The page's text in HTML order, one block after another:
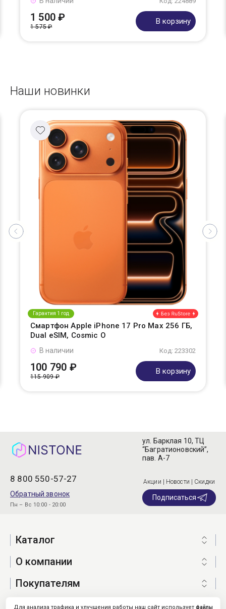
1 500 ₽
1 575 ₽
В корзину
Наши новинки
Гарантия 1 год
Смартфон Apple iPhone 17 Pro Max 256 ГБ,
Dual eSIM, Cosmic O
Код: 223302
В наличии
100 790 ₽
115 909 ₽
В корзину
8 800 550-57-27
Обратный звонок
Пн – Вс 10:00 - 20:00
ул. Барклая 10, ТЦ
“Багратионовский”,
пав. А-7
Акции | Новости | Скидки
Подписаться
Каталог
О компании
Покупателям
Для анализа трафика и улучшения работы наш сайт использует файлы